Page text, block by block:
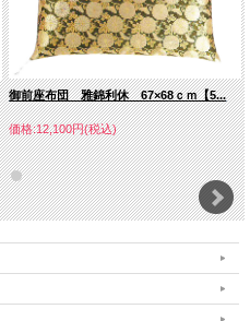
御前座布団 雅錦利休 67×68ｃｍ【5...
価格:12,100円(税込)